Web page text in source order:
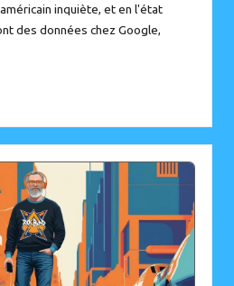
inquiète, et en l'état
des données chez Google,